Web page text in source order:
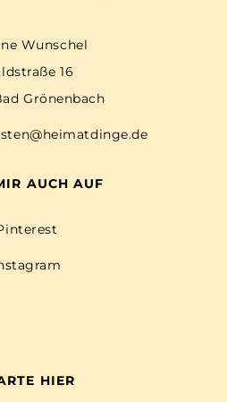
Wunschel
16
Grönenbach
AUCH AUF
HIER